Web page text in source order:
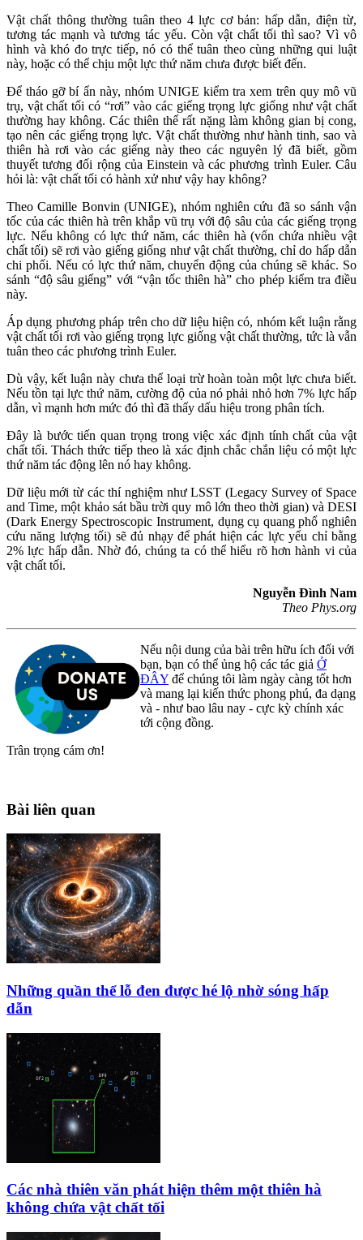
Vật chất thông thường tuân theo 4 lực cơ bản: hấp dẫn, điện từ,
tương tác mạnh và tương tác yếu. Còn vật chất tối thì sao? Vì vô
hình và khó đo trực tiếp, nó có thể tuân theo cùng những qui luật
này, hoặc có thể chịu một lực thứ năm chưa được biết đến.
Để tháo gỡ bí ẩn này, nhóm UNIGE kiểm tra xem trên quy mô vũ
trụ, vật chất tối có “rơi” vào các giếng trọng lực giống như vật chất
thường hay không. Các thiên thể rất nặng làm không gian bị cong,
tạo nên các giếng trọng lực. Vật chất thường như hành tinh, sao và
thiên hà rơi vào các giếng này theo các nguyên lý đã biết, gồm
thuyết tương đối rộng của Einstein và các phương trình Euler. Câu
hỏi là: vật chất tối có hành xử như vậy hay không?
Theo Camille Bonvin (UNIGE), nhóm nghiên cứu đã so sánh vận
tốc của các thiên hà trên khắp vũ trụ với độ sâu của các giếng trọng
lực. Nếu không có lực thứ năm, các thiên hà (vốn chứa nhiều vật
chất tối) sẽ rơi vào giếng giống như vật chất thường, chỉ do hấp dẫn
chi phối. Nếu có lực thứ năm, chuyển động của chúng sẽ khác. So
sánh “độ sâu giếng” với “vận tốc thiên hà” cho phép kiểm tra điều
này.
Áp dụng phương pháp trên cho dữ liệu hiện có, nhóm kết luận rằng
vật chất tối rơi vào giếng trọng lực giống vật chất thường, tức là vẫn
tuân theo các phương trình Euler.
Dù vậy, kết luận này chưa thể loại trừ hoàn toàn một lực chưa biết.
Nếu tồn tại lực thứ năm, cường độ của nó phải nhỏ hơn 7% lực hấp
dẫn, vì mạnh hơn mức đó thì đã thấy dấu hiệu trong phân tích.
Đây là bước tiến quan trọng trong việc xác định tính chất của vật
chất tối. Thách thức tiếp theo là xác định chắc chắn liệu có một lực
thứ năm tác động lên nó hay không.
Dữ liệu mới từ các thí nghiệm như LSST (Legacy Survey of Space
and Time, một khảo sát bầu trời quy mô lớn theo thời gian) và DESI
(Dark Energy Spectroscopic Instrument, dụng cụ quang phổ nghiên
cứu năng lượng tối) sẽ đủ nhạy để phát hiện các lực yếu chỉ bằng
2% lực hấp dẫn. Nhờ đó, chúng ta có thể hiểu rõ hơn hành vi của
vật chất tối.
Nguyễn Đình Nam
Theo Phys.org
Nếu nội dung của bài trên hữu ích đối với
bạn, bạn có thể ủng hộ các tác giả Ở
ĐÂY để chúng tôi làm ngày càng tốt hơn
và mang lại kiến thức phong phú, đa dạng
và - như bao lâu nay - cực kỳ chính xác
tới cộng đồng.
Trân trọng cám ơn!
Bài liên quan
Những quần thể lỗ đen được hé lộ nhờ sóng hấp
dẫn
Các nhà thiên văn phát hiện thêm một thiên hà
không chứa vật chất tối